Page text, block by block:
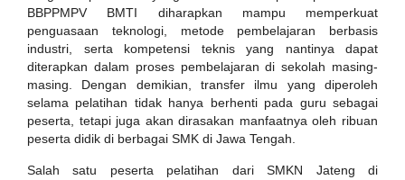
BBPPMPV BMTI diharapkan mampu memperkuat
penguasaan teknologi, metode pembelajaran berbasis
industri, serta kompetensi teknis yang nantinya dapat
diterapkan dalam proses pembelajaran di sekolah masing-
masing. Dengan demikian, transfer ilmu yang diperoleh
selama pelatihan tidak hanya berhenti pada guru sebagai
peserta, tetapi juga akan dirasakan manfaatnya oleh ribuan
peserta didik di berbagai SMK di Jawa Tengah.
Salah satu peserta pelatihan dari SMKN Jateng di